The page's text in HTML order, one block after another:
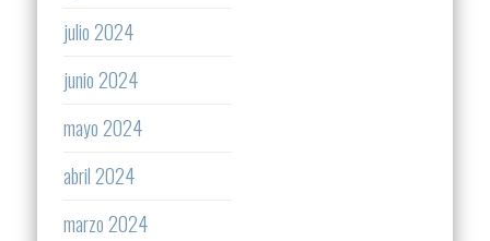
julio 2024
junio 2024
mayo 2024
abril 2024
marzo 2024